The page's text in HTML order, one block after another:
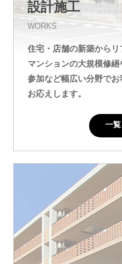
設計施工
WORKS
住宅・店舗の新築からリ
マンションの大規模修
参加など幅広い分野で
お応えします。
一